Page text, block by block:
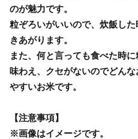
のが魅力です。
粒ぞろいがいいので、炊飯し
きあがります。
また、何と言っても食べた時
味わえ、クセがないのでどん
やすいお米です。
【注意事項】
※画像はイメージです。